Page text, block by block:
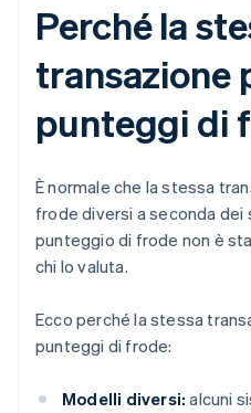
Perché la
transazione
punteggi di
È normale che la stessa
frode diversi a seconda dei
punteggio di frode non è
chi lo valuta.
Ecco perché la stessa
punteggi di frode:
Modelli diversi: alcuni